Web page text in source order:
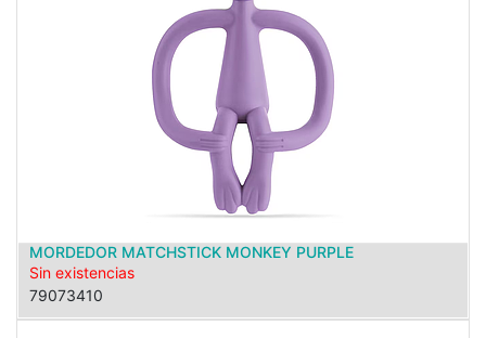
MORDEDOR MATCHSTICK MONKEY PURPLE
Sin existencias
79073410